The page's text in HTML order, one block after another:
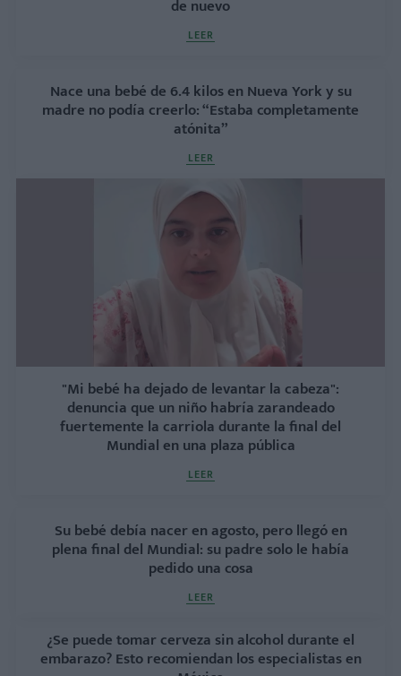
de nuevo
LEER
Nace una bebé de 6.4 kilos en Nueva York y su
madre no podía creerlo: “Estaba completamente
atónita”
LEER
"Mi bebé ha dejado de levantar la cabeza":
denuncia que un niño habría zarandeado
fuertemente la carriola durante la final del
Mundial en una plaza pública
LEER
Su bebé debía nacer en agosto, pero llegó en
plena final del Mundial: su padre solo le había
pedido una cosa
LEER
¿Se puede tomar cerveza sin alcohol durante el
embarazo? Esto recomiendan los especialistas en